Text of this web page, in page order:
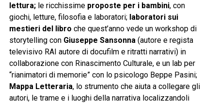
lettura; le ricchissime proposte per i bambini, con
giochi, letture, filosofia e laboratori;laboratori sui
mestieri del libro che quest’anno vede un workshop di
storytelling conGiuseppe Sansonna(autore e regista
televisivo RAI autore di docufilm e ritratti narrativi) in
collaborazione con Rinascimento Culturale, e un lab per
“rianimatori di memorie” con lo psicologo Beppe Pasini;
Mappa Letteraria, lo strumento che aiuta a collegare gli
autori, le trame e i luoghi della narrativa localizzandoli